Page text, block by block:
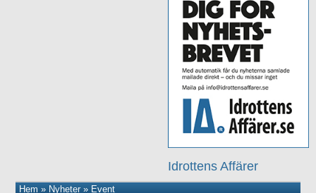
Idrottens Affärer
Hem » Nyheter» Event